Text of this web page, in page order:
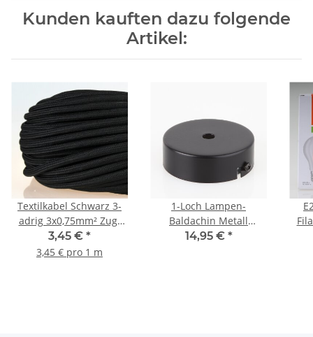
Kunden kauften dazu folgende
Artikel:
Textilkabel Schwarz 3-
adrig 3x0,75mm² Zug-
Pendelleitung S03RT-F
3G0,75
3,45 € *
3,45 € pro 1 m
1-Loch Lampen-
Baldachin Metall
80x25mm schwarz ohne
14,95 € *